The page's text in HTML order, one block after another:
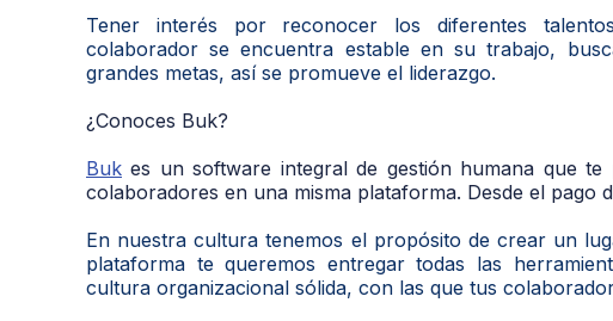
Tener interés por reconocer los diferentes
colaborador se encuentra estable en su trabajo,
grandes metas, así se promueve el liderazgo.
¿Conoces Buk?
Buk es un software integral de gestión humana que te
colaboradores en una misma plataforma. Desde el pago
En nuestra cultura tenemos el propósito de crear un
plataforma te queremos entregar todas las
cultura organizacional sólida, con las que tus